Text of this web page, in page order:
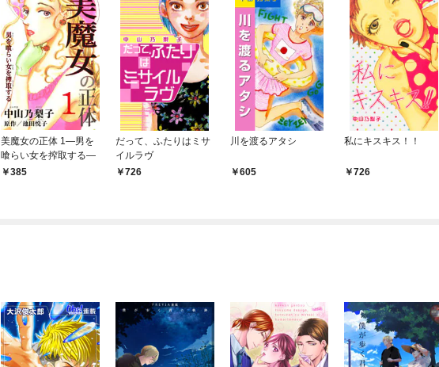
美魔女の正体 1―男を
喰らい女を搾取する―
385
だって、ふたりはミサ
イルラヴ
726
川を渡るアタシ
605
私にキスキス！！
726